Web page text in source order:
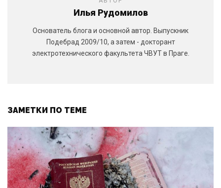
Илья Рудомилов
Основатель блога и основной автор. Выпускник
Подебрад 2009/10, а затем - докторант
электротехнического факультета ЧВУТ в Праге.
ЗАМЕТКИ ПО ТЕМЕ